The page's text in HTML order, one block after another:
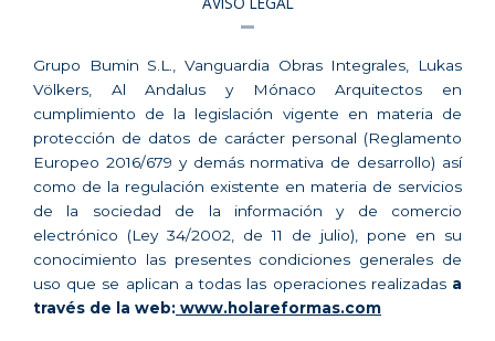
Grupo Bumin S.L., Vanguardia Obras Integrales, Lukas
Völkers, Al Andalus y Mónaco Arquitectos en
cumplimiento de la legislación vigente en materia de
protección de datos de carácter personal (Reglamento
Europeo 2016/679 y demás normativa de desarrollo) así
como de la regulación existente en materia de servicios
de la sociedad de la información y de comercio
electrónico (Ley 34/2002, de 11 de julio), pone en su
conocimiento las presentes condiciones generales de
uso que se aplican a todas las operaciones realizadas a
través de la web: www.holareformas.com